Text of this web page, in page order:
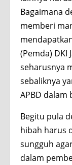
Bagaimana
memberi
(Pemda) DKI
seharusnya
sebaliknya
APBD
Begitu pula
hibah harus
sungguh
dalam